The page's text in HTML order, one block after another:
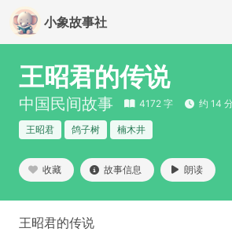
小象故事社
王昭君的传说
中国民间故事 4172 字 约 14
王昭君 鸽子树 楠木井
收藏 故事信息 朗读
王昭君的传说